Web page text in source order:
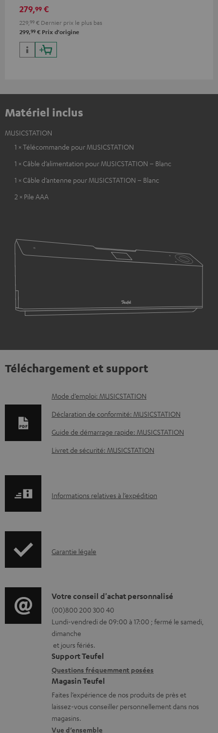
Kombo 22
279,99 €
229,99 € Dernier prix le plus bas
299,99 € Prix d'origine
Matériel inclus
MUSICSTATION
1 × Télécommande pour MUSICSTATION
1 × Câble d’alimentation pour MUSICSTATION – Blanc
1 × Câble d’antenne pour MUSICSTATION – Blanc
2 × Pile AAA
Téléchargement et support
D
o
m
t
l
h
a
r
g
e
a
b
l
e
Mode d’emploi: MUSICSTATION
Déclaration de conformité: MUSICSTATION
Guide de démarrage rapide: MUSICSTATION
Livret de sécurité: MUSICSTATION
I
r
t
i
o
n
s
r
e
l
a
t
Informations relatives à l’expédition
I
o
r
m
a
t
i
o
n
s
r
Garantie légale
D
é
t
a
i
l
s
c
o
n
Votre conseil d'achat personnalisé
(00)800 200 300 40
Lundi-vendredi de 09:00 à 17:00 ; fermé le samedi,
dimanche
et jours fériés.
Support Teufel
Questions fréquemment posées
Magasin Teufel
Faites l’expérience de nos produits de près et
laissez-vous conseiller personnellement dans nos
magasins.
Vue d’ensemble